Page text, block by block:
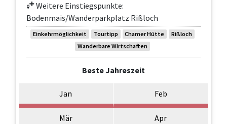
Weitere Einstiegspunkte:
Bodenmais/Wanderparkplatz Rißloch
Einkehrmöglichkeit Tourtipp Chamer Hütte
Rißloch
Wanderbare Wirtschaften
Beste Jahreszeit
Jan Feb
Mär Apr